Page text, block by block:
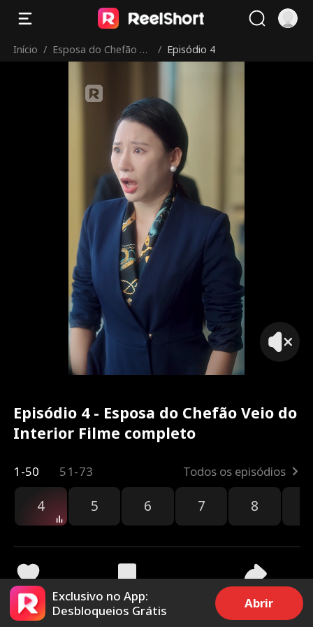
Início / Esposa do Chefão Ve
/ Episódio 4
Episódio 4 - Esposa do Chefão Veio do
Interior Filme completo
1-50 51-73 Todos os episódios
4 5 6 7 8
3.7k 26.1k Compartilhar
Exclusivo no App:
Desbloqueios Grátis
Abrir